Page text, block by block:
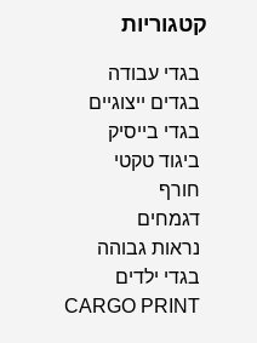
קטגוריות
בגדי עבודה
בגדים ייצוגיים
בגדי בייסיק
ביגוד טקטי
חורף
דגמחים
נראות גבוהה
בגדי ילדים
CARGO PRINT